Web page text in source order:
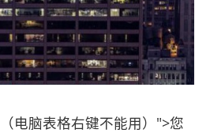
电脑表格右键不能用）">您